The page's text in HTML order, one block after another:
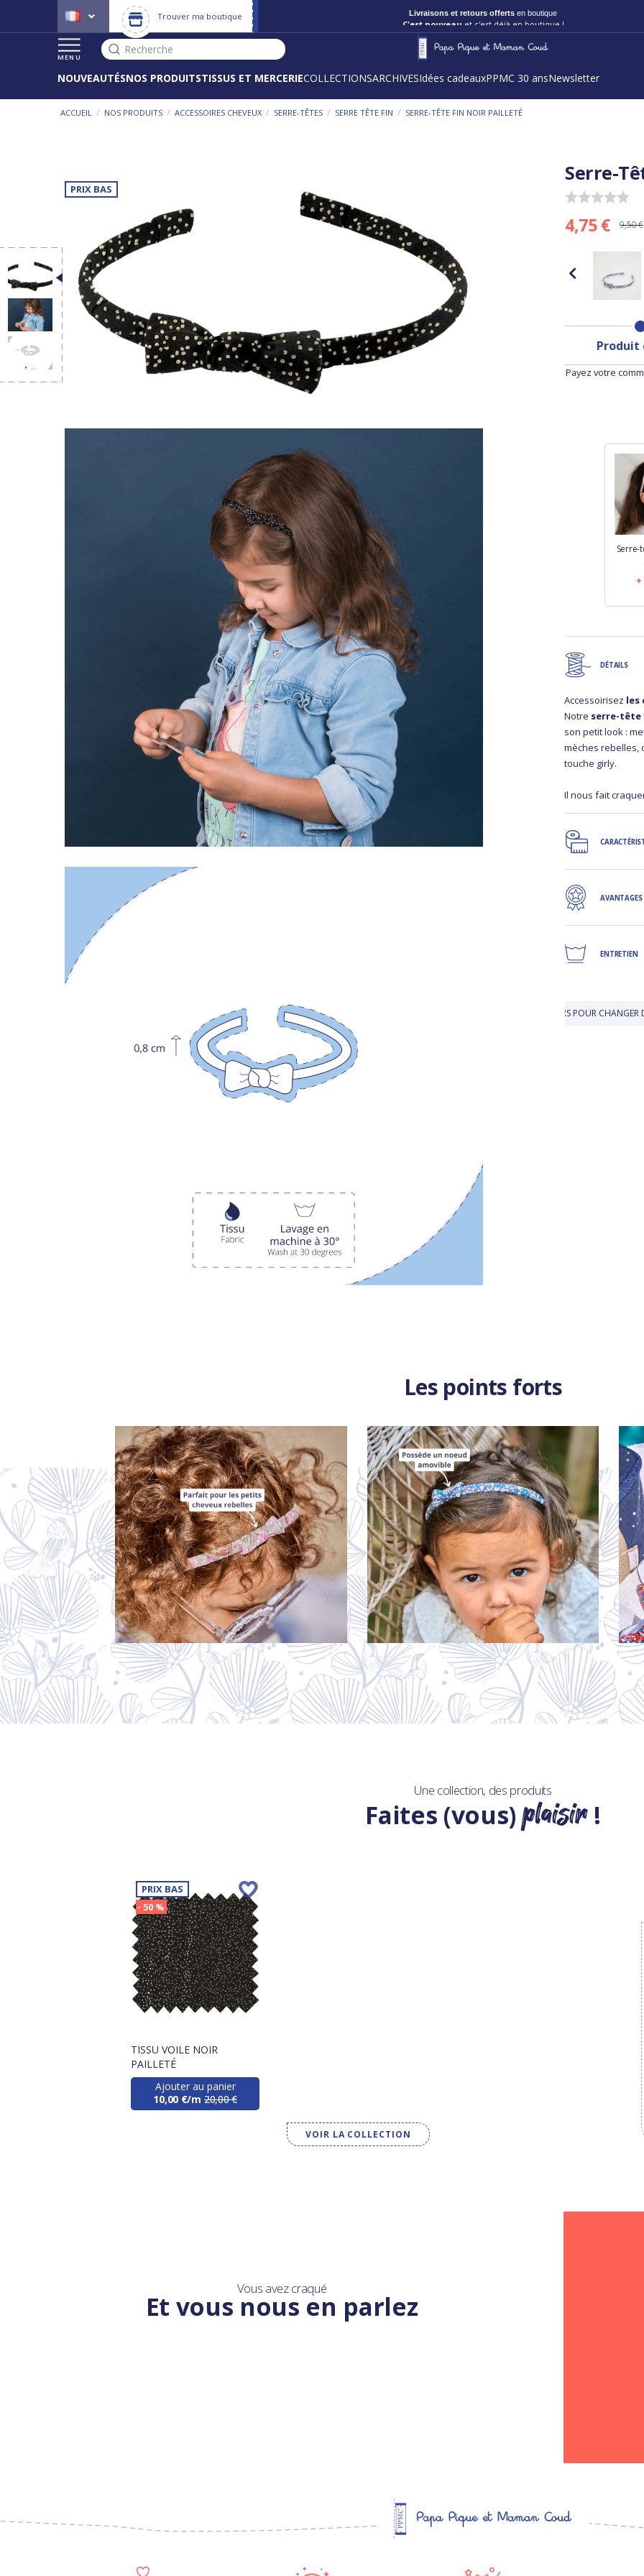
Trouver ma boutique C'est nouveau et c'est déjà en boutique !
MENU
Recherche
NOUVEAUTÉSNOS PRODUITSTISSUS ET MERCERIECOLLECTIONSARCHIVESIdées cadeauxPPMC 30 ansNewsletter
ACCUEIL / NOS PRODUITS / ACCESSOIRES CHEVEUX / SERRE-TÊTES / SERRE TÊTE FIN / SERRE-TÊTE FIN NOIR PAILLETÉ
PRIX BAS
Serre-
4,75 € 9,50 €
Produit
Payez votre
Serre-
DÉTAILS
Accessoirisez les
Notre serre-tête
son petit look :
mèches
touche girly.
Il nous fait
AVANTAGES
ENTRETIEN
LIVRAISON OFFERTE EN BOUTIQUE JUSQU'À 30 JOURS POUR CHANGER D'AVIS
Les points forts
Une collection, des produits
Faites (vous)plaisir!
PRIX BAS
- 50 %
TISSU VOILE NOIR
PAILLETÉ
Ajouter au panier
10,00 €/m 20,00 €
VOIR LA COLLECTION
Vous avez craqué
Et vous nous en parlez